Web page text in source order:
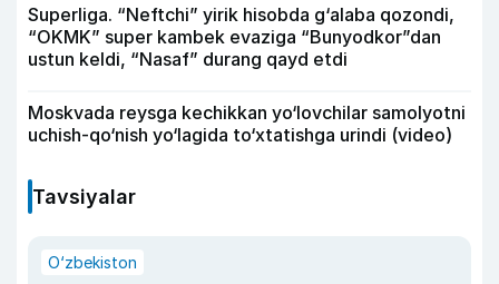
Superliga. “Neftchi” yirik hisobda g‘alaba qozondi,
“OKMK” super kambek evaziga “Bunyodkor”dan
ustun keldi, “Nasaf” durang qayd etdi
Moskvada reysga kechikkan yo‘lovchilar samolyotni
uchish-qo‘nish yo‘lagida to‘xtatishga urindi (video)
Tavsiyalar
O‘zbekiston